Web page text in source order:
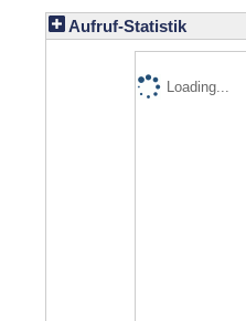
Aufruf-Statistik
Loading...